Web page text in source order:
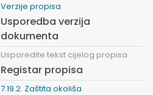
Verzije propisa
Usporedba verzija
dokumenta
Usporedite tekst cijelog propisa
Registar propisa
7.19.2. Zaštita okoliša